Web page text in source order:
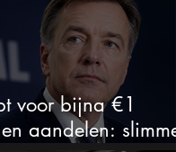
voor bijna €1
aandelen: slimme